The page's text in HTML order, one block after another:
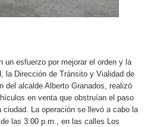
un esfuerzo por mejorar el orden y la
la Dirección de Tránsito y Vialidad de
del alcalde Alberto Granados, realizó
en venta que obstruían el paso
La operación se llevó a cabo la
las 3:00 p.m., en las calles Los